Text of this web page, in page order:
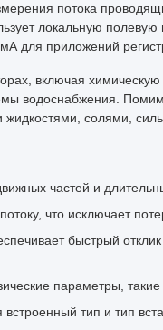
потока
локальную
для приложений
включая
водоснабжения.
солями,
частей и
что исключает
быстрый
параметры, такие
тип и тип